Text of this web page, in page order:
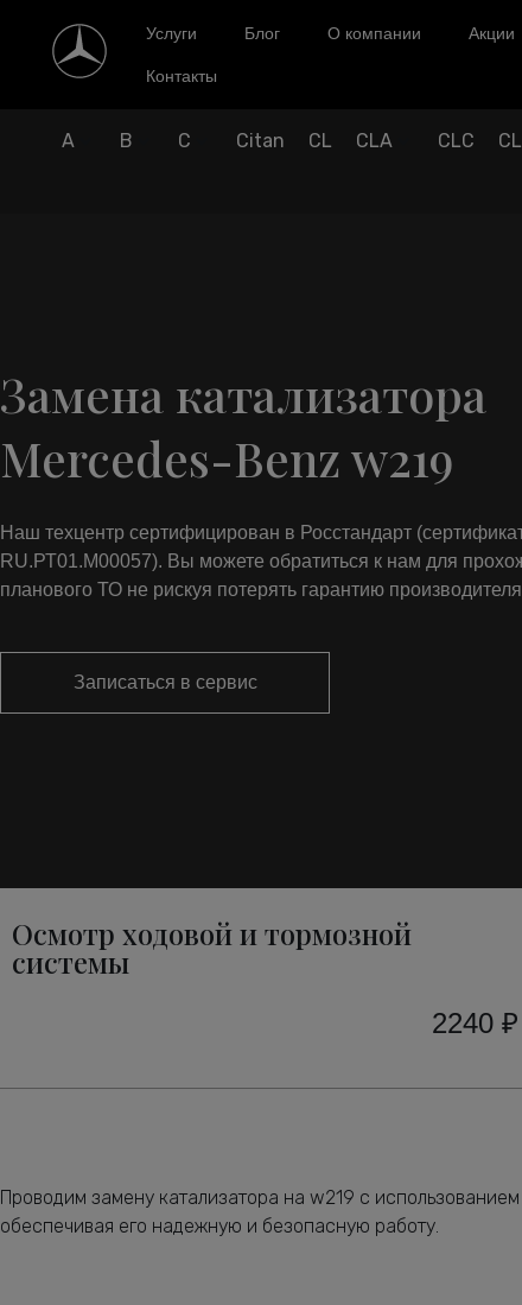
Услуги Блог О компании Акции
Контакты
A B C Citan CL CLA CLC
Замена катализатора
Mercedes-Benz w219
Наш техцентр сертифицирован в Росстандарт
RU.РТ01.М00057). Вы можете обратиться к нам для
планового ТО не рискуя потерять гарантию
Записаться в сервис
Осмотр ходовой и тормозной
системы
2240 ₽
Проводим замену катализатора на w219 с
обеспечивая его надежную и безопасную работу.